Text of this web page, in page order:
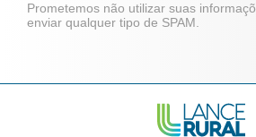
Prometemos não utilizar suas
enviar qualquer tipo de SPAM.